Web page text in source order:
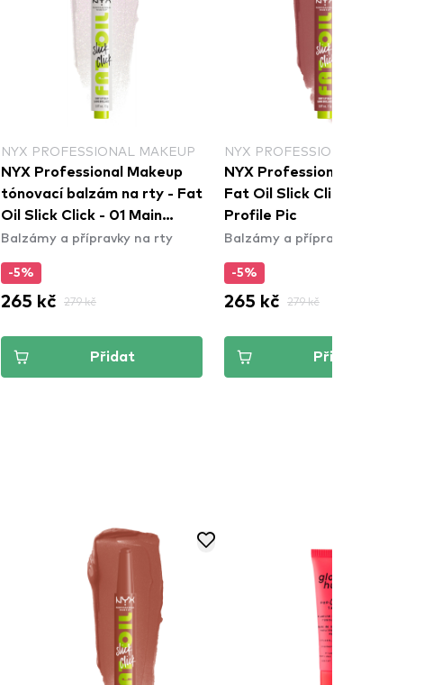
NYX PROFESSIONAL MAKEUP
NYX Professional Makeup
tónovací balzám na rty - Fat
Oil Slick Click - 01 Main
Character
Balzámy a přípravky na rty
-5%
265 kč 279 kč
Přidat
NYX PROFESSIONAL MAKEUP
NYX Professional Makeup
Fat Oil Slick Click - 18
Profile Pic
Balzámy a přípravky na rty
-5%
265 kč 279 kč
Přidat